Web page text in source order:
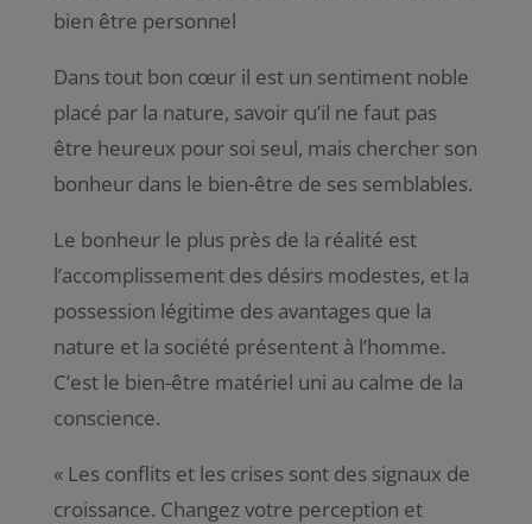
bien être personnel
Dans tout bon cœur il est un sentiment noble
placé par la nature, savoir qu’il ne faut pas
être heureux pour soi seul, mais chercher son
bonheur dans le bien-être de ses semblables.
Le bonheur le plus près de la réalité est
l’accomplissement des désirs modestes, et la
possession légitime des avantages que la
nature et la société présentent à l’homme.
C’est le bien-être matériel uni au calme de la
conscience.
« Les conflits et les crises sont des signaux de
croissance. Changez votre perception et